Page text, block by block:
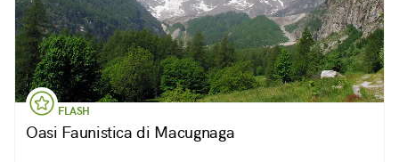
FLASH
Oasi Faunistica di Macugnaga